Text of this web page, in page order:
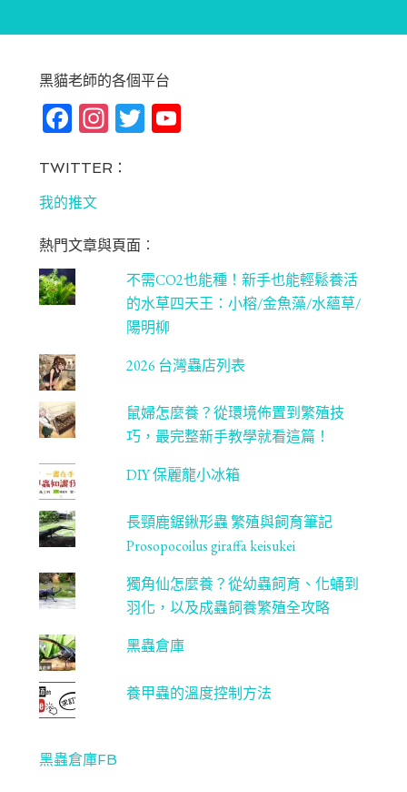
黑貓老師的各個平台
Fa
bo
ok
In
ag
m
T Yo
C
ha
n
ne
l
TWITTER：
我的推文
熱門文章與頁面︰
不需CO2也能種！新手也能輕鬆養活
的水草四天王：小榕/金魚藻/水蘊草/
陽明柳
2026 台灣蟲店列表
鼠婦怎麼養？從環境佈置到繁殖技
巧，最完整新手教學就看這篇！
DIY 保麗龍小冰箱
長頸鹿鋸鍬形蟲 繁殖與飼育筆記
Prosopocoilus giraffa keisukei
獨角仙怎麼養？從幼蟲飼育、化蛹到
羽化，以及成蟲飼養繁殖全攻略
黑蟲倉庫
養甲蟲的溫度控制方法
黑蟲倉庫FB